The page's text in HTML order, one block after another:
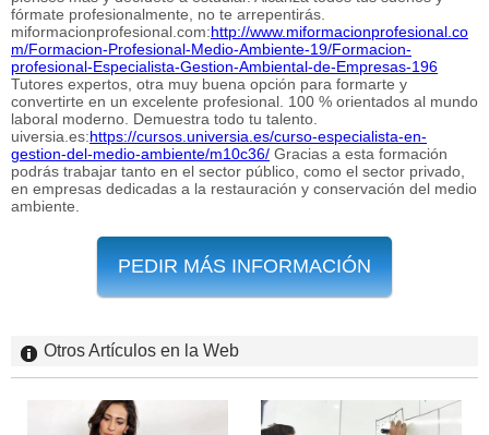
fórmate profesionalmente, no te arrepentirás.
miformacionprofesional.com:http://www.miformacionprofesional.co
m/Formacion-Profesional-Medio-Ambiente-19/Formacion-
profesional-Especialista-Gestion-Ambiental-de-Empresas-196
Tutores expertos, otra muy buena opción para formarte y
convertirte en un excelente profesional. 100 % orientados al mundo
laboral moderno. Demuestra todo tu talento.
uiversia.es:https://cursos.universia.es/curso-especialista-en-
gestion-del-medio-ambiente/m10c36/ Gracias a esta formación
podrás trabajar tanto en el sector público, como el sector privado,
en empresas dedicadas a la restauración y conservación del medio
ambiente.
PEDIR MÁS INFORMACIÓN
Otros Artículos en la Web